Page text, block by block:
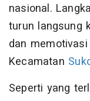
nasional.
turun langsung
dan
Kecamatan
Seperti yang